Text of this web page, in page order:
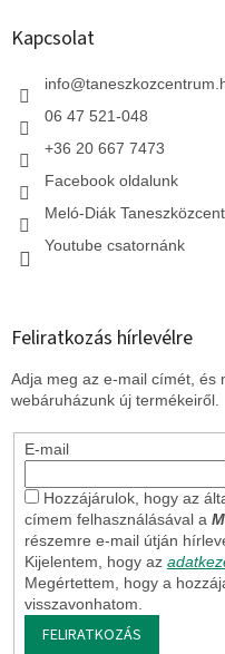
Kapcsolat
info@
06 47 521-048
+36 20 667 7473
Facebook oldalunk
Meló-Diák
Youtube csatornánk
Feliratkozás hírlevélre
Adja meg az e-mail címét, és
webáruházunk új termékeiről.
E-mail
Hozzájárulok, hogy az
címem felhasználásával a
részemre e-mail útján
Kijelentem, hogy az
Megértettem, hogy a
visszavonhatom.
FELIRATKOZÁS